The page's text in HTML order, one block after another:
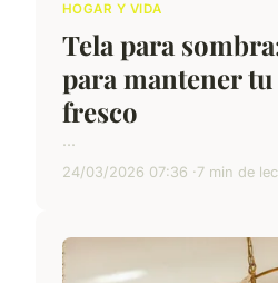
HOGAR Y VIDA
Tela para
para mantener
fresco
...
24/03/2026 07:36 7 min de